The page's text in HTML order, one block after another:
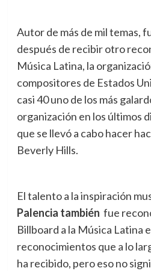
Autor de más de mil temas,
después de recibir otro
Música Latina, la
compositores de Estados
casi 40 uno de los más
organización en los últimos
que se llevó a cabo hacer
Beverly Hills.
El talento a la inspiración
Palencia también fue
Billboard a la Música Latina
reconocimientos que a lo
ha recibido, pero eso no